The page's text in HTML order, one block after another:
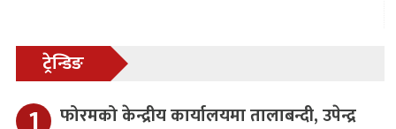
ट्रेन्डिङ
फोरमको केन्द्रीय कार्यालयमा तालाबन्दी, उपेन्द्र